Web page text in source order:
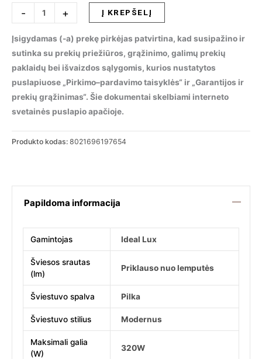
-
produkto
kiekis:
Pakabinamas
šviestuvas
AUDI-
80
SP8
FUME,
+ Į KREPŠELĮ
Įsigydamas (-a) prekę pirkėjas patvirtina, kad susipažino ir
sutinka su prekių priežiūros, grąžinimo, galimų prekių
paklaidų bei išvaizdos sąlygomis, kurios nustatytos
puslapiuose „Pirkimo–pardavimo taisyklės“ ir „Garantijos ir
prekių grąžinimas“. Šie dokumentai skelbiami interneto
svetainės puslapio apačioje.
Produkto kodas: 8021696197654
Papildoma informacija
Gamintojas Ideal Lux
Šviesos srautas
(lm)
Priklauso nuo lemputės
Šviestuvo spalva Pilka
Šviestuvo stilius Modernus
Maksimali galia
(W)
320W